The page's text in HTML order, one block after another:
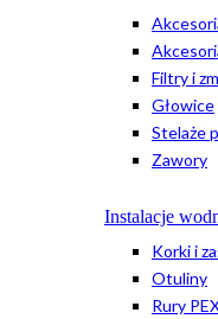
Filtry i
Głowice
Stelaże
Zawory
Instalacje
Korki i
Otuliny
Rury